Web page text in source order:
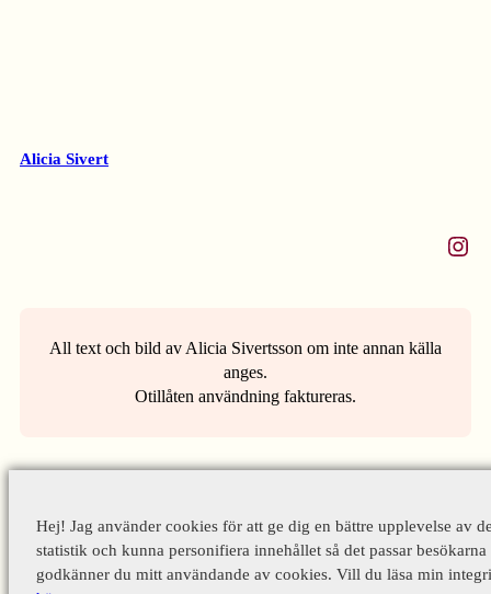
Alicia Sivert
Instagram
All text och bild av Alicia Sivertsson om inte annan källa
anges.
Otillåten användning faktureras.
Hej! Jag använder cookies för att ge dig en bättre upplevelse av
statistik och kunna personifiera innehållet så det passar
godkänner du mitt användande av cookies. Vill du läsa min